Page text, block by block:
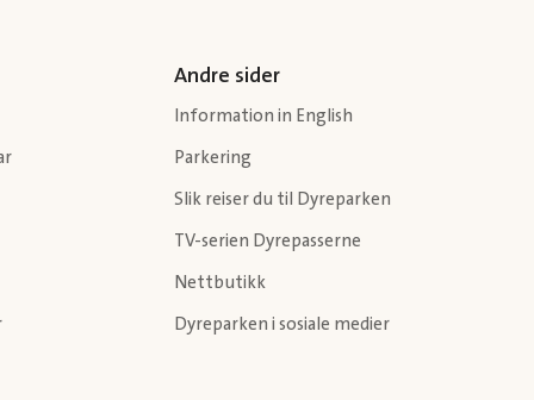
Andre sider
Information in English
Parkering
Slik reiser du til Dyreparken
TV-serien Dyrepasserne
Nettbutikk
Dyreparken i sosiale medier